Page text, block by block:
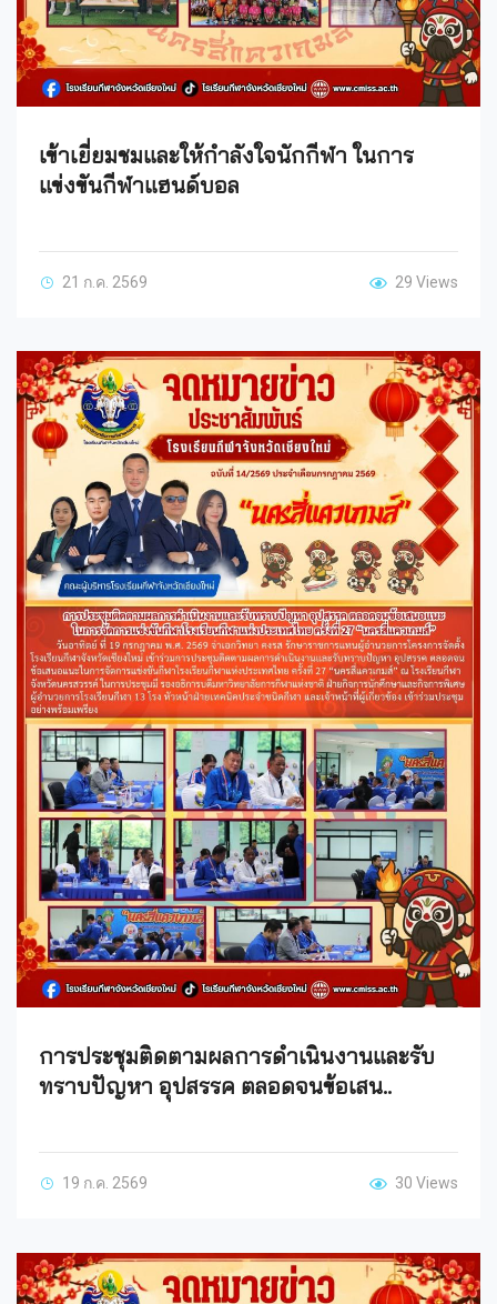
เข้าเยี่ยมชมและให้กำลังใจนักกีฬา ในการ
แข่งขันกีฬาแฮนด์บอล
21 ก.ค. 2569 29 Views
การประชุมติดตามผลการดำเนินงานและรับ
ทราบปัญหา อุปสรรค ตลอดจนข้อเสน..
19 ก.ค. 2569 30 Views